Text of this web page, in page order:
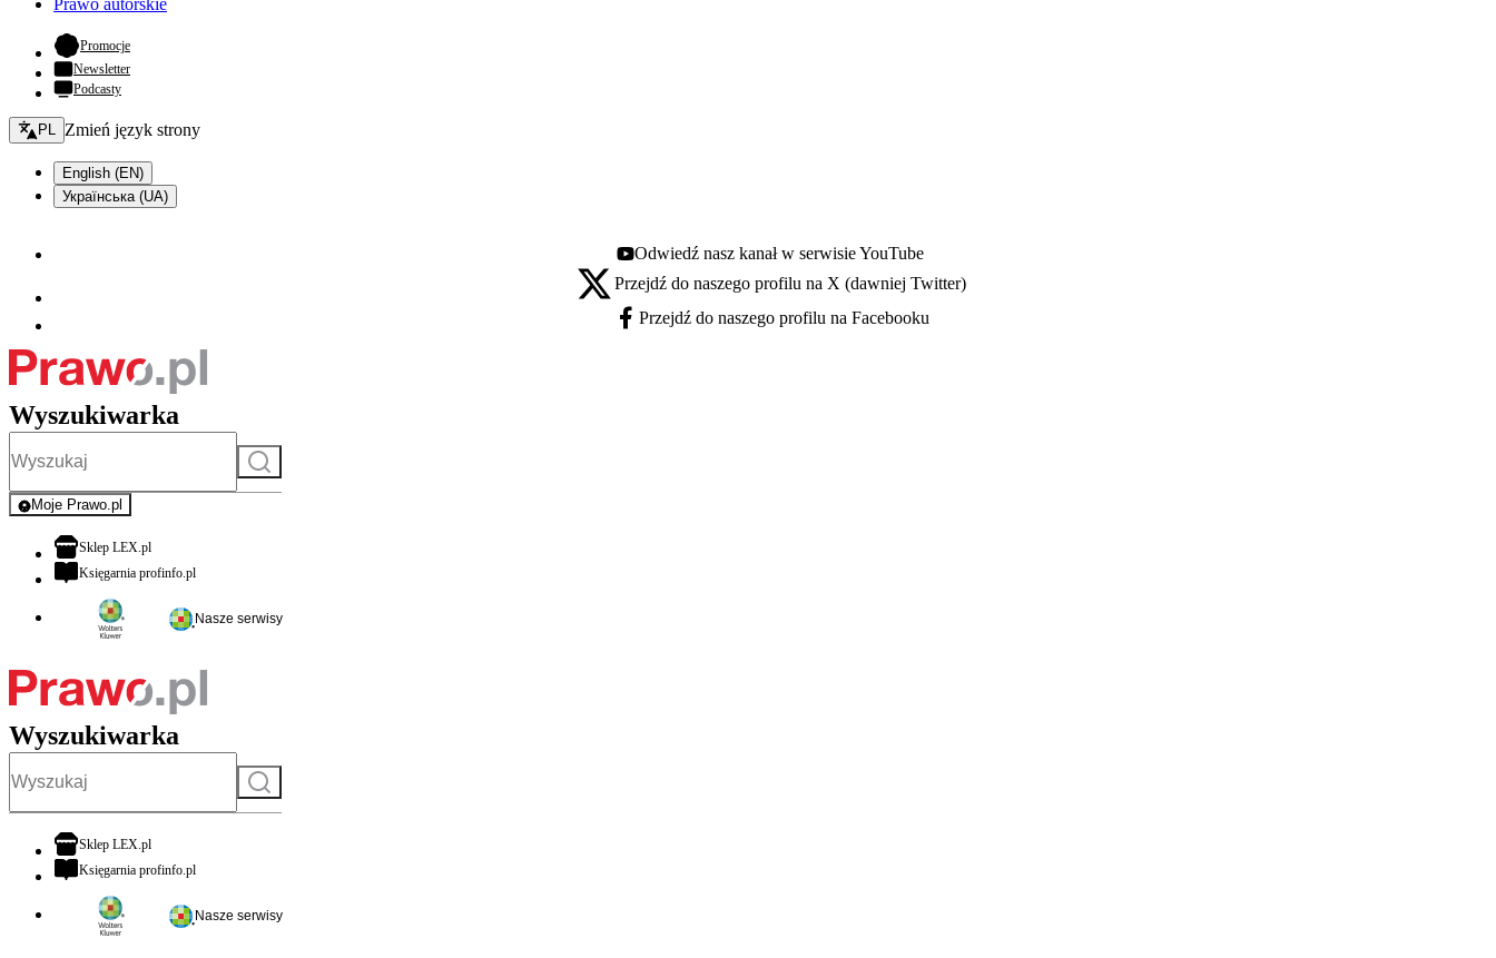
Prawo autorskie
Promocje- otwiera się w nowej karcie
Newsletter
Podcasty
Zmień język - bieżący:
PL Zmień język strony
English (EN)
Українська (UA)
Youtube - otwiera się w nowej karcie
Odwiedź nasz kanał w serwisie YouTube
X - otwiera się w nowej karcie
Przejdź do naszego profilu na X (dawniej Twitter)
Facebook - otwiera się w nowej karcie
Przejdź do naszego profilu na Facebooku
Wyszukiwarka
Szukaj
Moje Prawo.pl
- rejestracja i logowanie do serwisu
Sklep LEX.plotwiera się w nowej karcie
Księgarnia profinfo.plotwiera się w nowej karcie
Nasze serwisy
Wyszukiwarka
Szukaj
Sklep LEX.plotwiera się w nowej karcie
Księgarnia profinfo.plotwiera się w nowej karcie
Nasze serwisy